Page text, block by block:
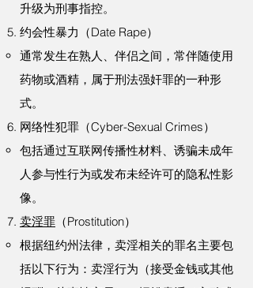
升级为刑事指控。
约会性暴力（Date Rape）
通常发生在熟人、伴侣之间，常伴随使用
药物或酒精，属于刑法强奸罪的一种形
式。
网络性犯罪（Cyber-Sexual Crimes）
包括通过互联网传播性材料、诱骗未成年
人参与性行为或发布未经许可的隐私性影
像。
卖淫罪 （Prostitution）
根据纽约州法律，卖淫相关的罪名主要包
括以下行为：卖淫行为（接受金钱或其他